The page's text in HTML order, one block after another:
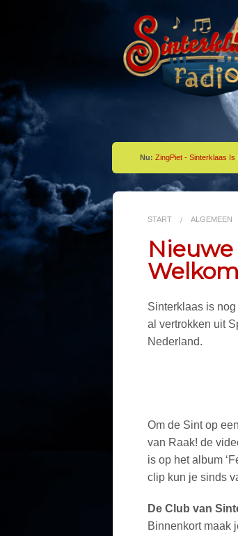
Nu: ZingPiet - Sinterklaas Is
START ALGEMEEN
Sinterklaas is
al vertrokken uit
Nederland.
Om de Sint op
van Raak! de
is op het album
clip kun je sinds
De Club van
Binnenkort maak